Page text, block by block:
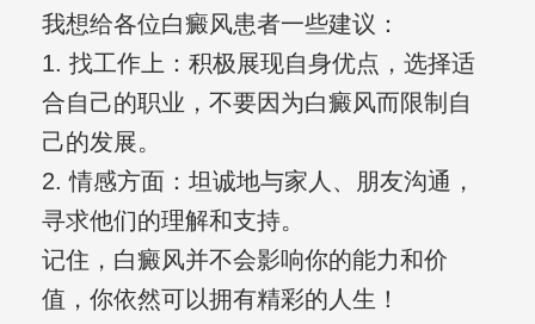
我想给各位白癜风患者一些建议：
1. 找工作上：积极展现自身优点，选择适
合自己的职业，不要因为白癜风而限制自
己的发展。
2. 情感方面：坦诚地与家人、朋友沟通，
寻求他们的理解和支持。
记住，白癜风并不会影响你的能力和价
值，你依然可以拥有精彩的人生！